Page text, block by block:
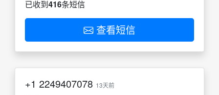
已收到416条短信
查看短信
+1 2249407078 13天前